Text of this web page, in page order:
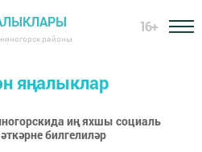
районы
16+
яңалыклар
иң яхшы социаль
билгелиләр